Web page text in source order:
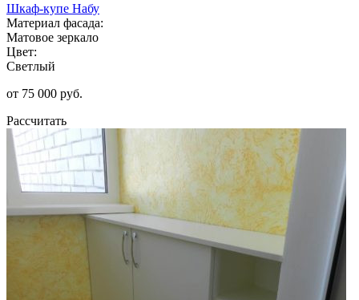
Шкаф-купе Набу
Материал фасада:
Матовое зеркало
Цвет:
Светлый
от 75 000 руб.
Рассчитать